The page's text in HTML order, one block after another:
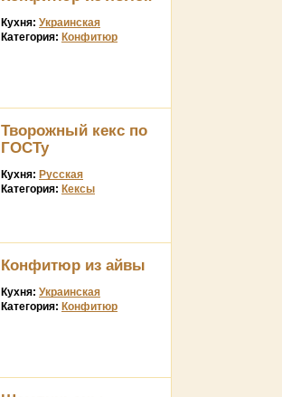
Кухня: Украинская
Категория: Конфитюр
Творожный кекс по
ГОСТу
Кухня: Русская
Категория: Кексы
Конфитюр из айвы
Кухня: Украинская
Категория: Конфитюр